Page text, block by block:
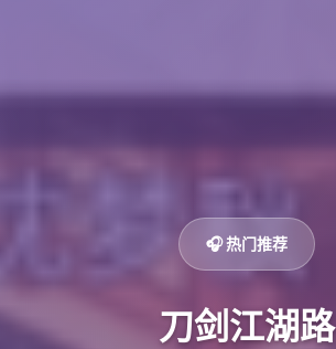
🎧 热门推荐
刀剑江湖路